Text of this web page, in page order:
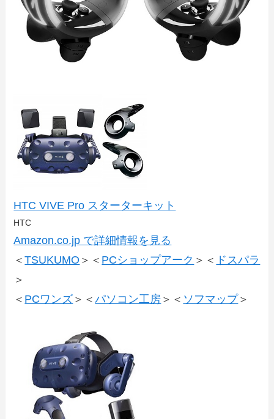
HTC VIVE Pro スターターキット
HTC
Amazon.co.jp で詳細情報を見る
＜TSUKUMO ＞＜ PCショップアーク ＞＜ ドスパラ
＞
＜ PCワンズ ＞＜パソコン工房 ＞＜ ソフマップ＞